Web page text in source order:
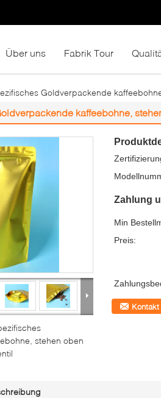
Über uns Fabrik Tour
Goldverpackende
kaffeebohne,
stehen oben
Zahlung
Min
Preis:
Kontakt